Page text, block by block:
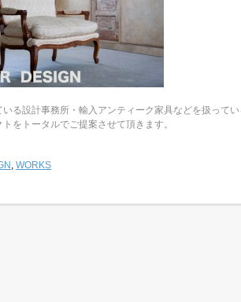
いる設計事務所・輸入アンティーク家具などを扱って
をトータルでご提案させて頂きます。
, WORKS